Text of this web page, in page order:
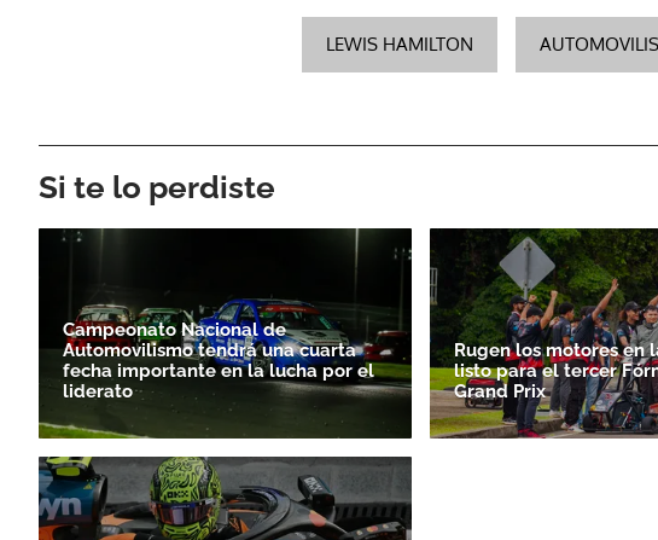
LEWIS HAMILTON
Si te lo perdiste
Campeonato Nacional de
Automovilismo tendrá una cuarta
fecha importante en la lucha por el
liderato
Rugen los motores en
listo para el tercer
Grand Prix